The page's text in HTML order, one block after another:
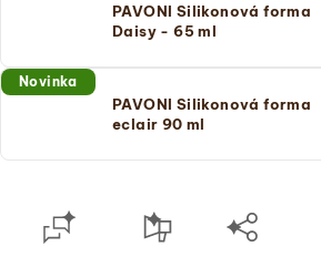
PAVONI Silikonová forma
Daisy - 65 ml
Novinka
PAVONI Silikonová forma
eclair 90 ml